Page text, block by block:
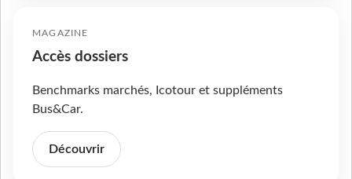
MAGAZINE
Accès dossiers
Benchmarks marchés, Icotour et suppléments
Bus&Car.
Découvrir